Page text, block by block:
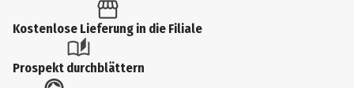
Produkttyp
Materialdetails
Kostenlose Lieferung in die Filiale
Prospekt durchblättern